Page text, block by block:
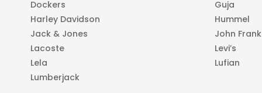
Dockers
Guja
Harley Davidson
Hummel
Jack & Jones
John Frank
Lacoste
Levi’s
Lela
Lufian
Lumberjack